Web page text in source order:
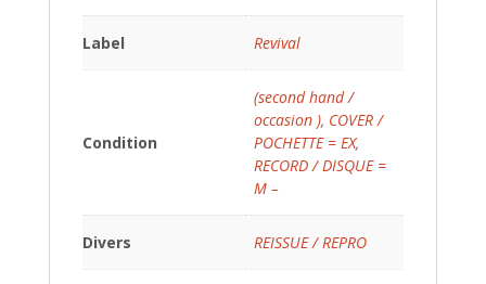
Label Revival
Condition
(second hand /
occasion ), COVER /
POCHETTE = EX,
RECORD / DISQUE =
M –
Divers REISSUE / REPRO